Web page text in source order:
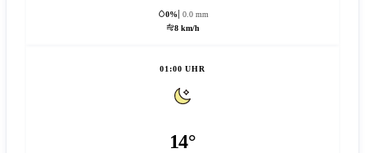
0%
0.0 mm
8 km/h
01:00 UHR
14°